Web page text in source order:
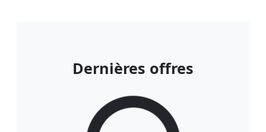
Dernières offres